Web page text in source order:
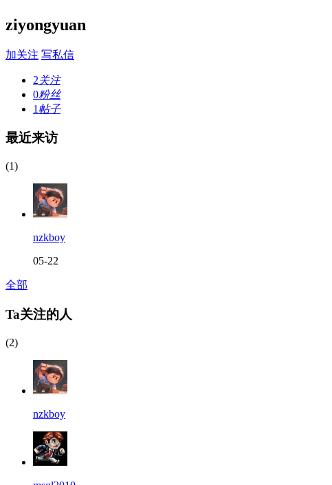
ziyongyuan
加关注 写私信
2关注
0粉丝
1 帖子
最近来访
(1)
nzkboy
05-22
全部
Ta关注的人
(2)
nzkboy